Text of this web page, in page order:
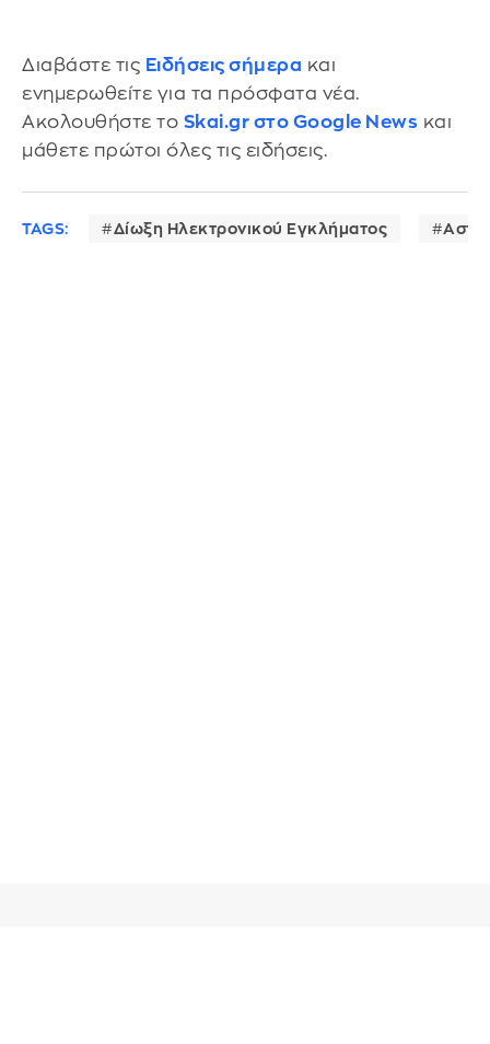
Διαβάστε τις Ειδήσεις σήμερα και
ενημερωθείτε για τα πρόσφατα νέα.
Ακολουθήστε το Skai.gr στο Google News και
μάθετε πρώτοι όλες τις ειδήσεις.
TAGS: Δίωξη Ηλεκτρονικού Εγκλήματος